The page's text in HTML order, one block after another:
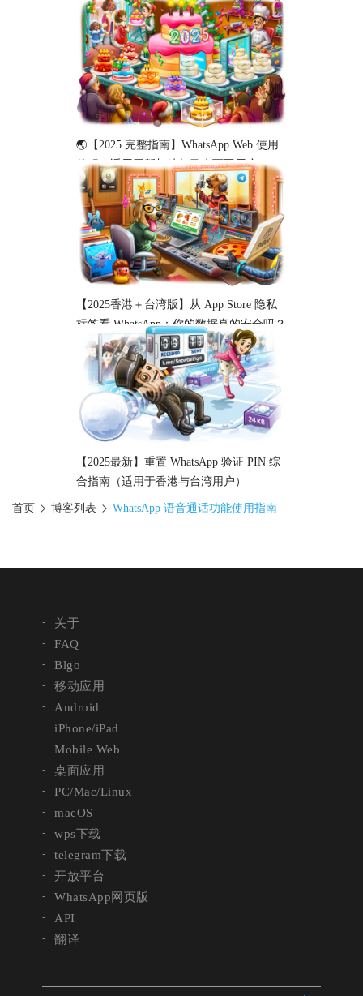
與工作協作必備！
🌏【2025 完整指南】WhatsApp Web 使用
教程（适用于新加坡与马来西亚用户）
【2025香港＋台湾版】从 App Store 隐私
标签看 WhatsApp：你的数据真的安全吗？
【2025最新】重置 WhatsApp 验证 PIN 综
合指南（适用于香港与台湾用户）
首页 博客列表 WhatsApp 语音通话功能使用指南
关于
FAQ
Blgo
移动应用
Android
iPhone/iPad
Mobile Web
桌面应用
PC/Mac/Linux
macOS
wps下载
telegram下载
开放平台
WhatsApp网页版
API
翻译